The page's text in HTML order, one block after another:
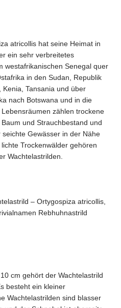
atricollis hat seine Heimat in
ein sehr verbreitetes
westafrikanischen Senegal quer
in den Sudan, Republik
Tansania und über
nach Botswana und in die
zählen trockene
und Strauchbestand und
Gewässer in der Nähe
Trockenwälder gehören
Wachtelastrilden.
– Ortygospiza atricollis,
Rebhuhnastrild
cm gehört der Wachtelastrild
besteht ein kleiner
Wachtelastrilden sind blasser